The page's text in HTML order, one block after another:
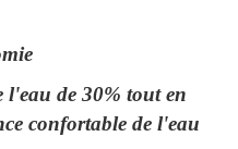
l'eau de 30% tout en
confortable de l'eau